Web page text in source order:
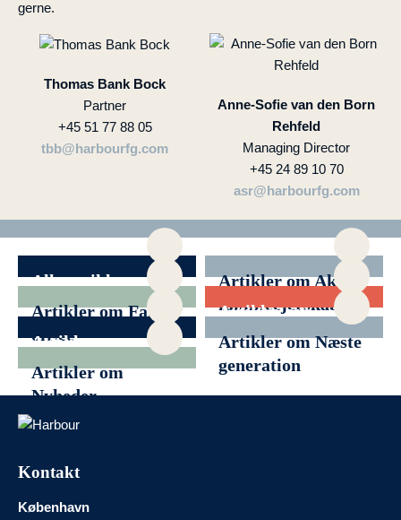
gerne.
Thomas Bank Bock
Partner
+45 51 77 88 05
tbb@harbourfg.com
Anne-Sofie van den Born
Rehfeld
Managing Director
+45 24 89 10 70
asr@harbourfg.com
Alle artikler
Artikler om Aktivt
familieejerskab
Artikler om Family
office
Artikler om
Filantropi
Artikler om
Generationsskifte
Artikler om Næste
generation
Artikler om
Nyheder
Kontakt
København